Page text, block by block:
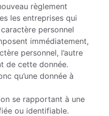
règle­ment
les en­treprises qui
personnel
immédiatement,
personnel, l’autre
de cette donnée.
qu’une donnée à
se rapportant à une
ou identifiable.